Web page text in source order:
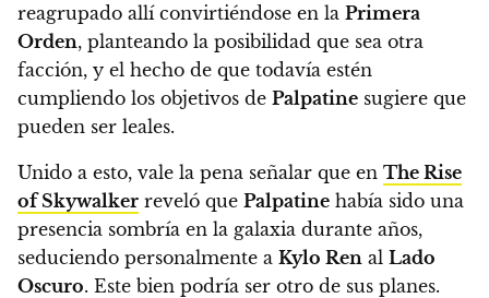
reagrupado allí convirtiéndose en la Primera
Orden, planteando la posibilidad que sea otra
facción, y el hecho de que todavía estén
cumpliendo los objetivos de Palpatine sugiere que
pueden ser leales.
Unido a esto, vale la pena señalar que en The Rise
of Skywalker reveló que Palpatine había sido una
presencia sombría en la galaxia durante años,
seduciendo personalmente a Kylo Ren al Lado
Oscuro. Este bien podría ser otro de sus planes.